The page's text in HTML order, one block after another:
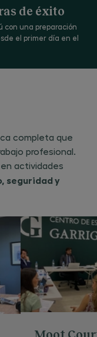
de éxito
con una preparación
el primer día en el
completa que
profesional.
actividades
seguridad y